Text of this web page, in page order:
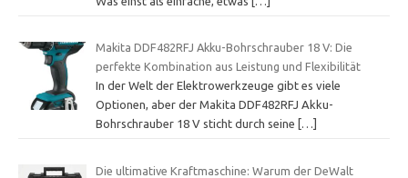
Makita DDF482RFJ Akku-Bohrschrauber 18 V: Die
perfekte Kombination aus Leistung und Flexibilität
In der Welt der Elektrowerkzeuge gibt es viele
Optionen, aber der Makita DDF482RFJ Akku-
Bohrschrauber 18 V sticht durch seine
[…]
Die ultimative Kraftmaschine: Warum der DeWalt